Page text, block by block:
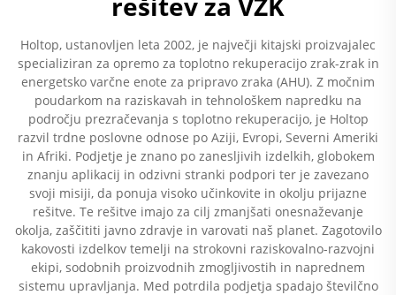
Holtop, ustanovljen leta 2002, je največji kitajski proizvajalec
specializiran za opremo za toplotno rekuperacijo zrak-zrak in
energetsko varčne enote za pripravo zraka (AHU). Z močnim
poudarkom na raziskavah in tehnološkem napredku na
področju prezračevanja s toplotno rekuperacijo, je Holtop
razvil trdne poslovne odnose po Aziji, Evropi, Severni Ameriki
in Afriki. Podjetje je znano po zanesljivih izdelkih, globokem
znanju aplikacij in odzivni stranki podpori ter je zavezano
svoji misiji, da ponuja visoko učinkovite in okolju prijazne
rešitve. Te rešitve imajo za cilj zmanjšati onesnaževanje
okolja, zaščititi javno zdravje in varovati naš planet. Zagotovilo
kakovosti izdelkov temelji na strokovni raziskovalno-razvojni
ekipi, sodobnih proizvodnih zmogljivostih in naprednem
sistemu upravljanja. Med potrdila podjetja spadajo številčno